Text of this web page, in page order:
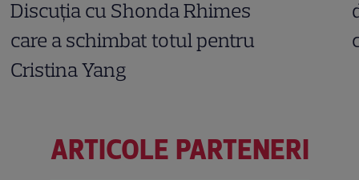
Discuția cu Shonda Rhimes
care a schimbat totul pentru
Cristina Yang
ARTICOLE PARTENERI